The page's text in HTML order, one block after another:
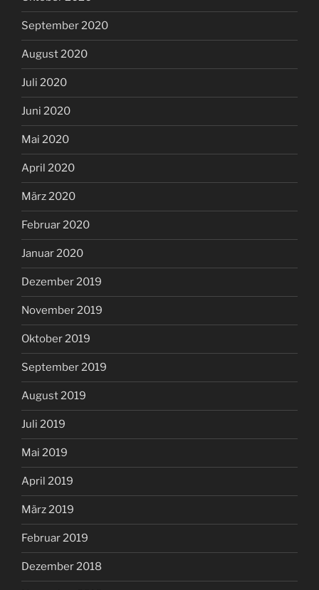
September 2020
August 2020
Juli 2020
Juni 2020
Mai 2020
April 2020
März 2020
Februar 2020
Januar 2020
Dezember 2019
November 2019
Oktober 2019
September 2019
August 2019
Juli 2019
Mai 2019
April 2019
März 2019
Februar 2019
Dezember 2018